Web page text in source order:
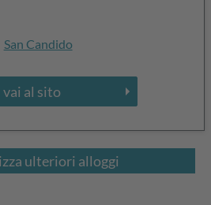
San Candido
vai al sito
ulteriori alloggi